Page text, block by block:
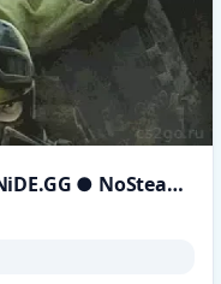
[>>EVENT<<] Zombie Escape ● NiDE.GG ● NoSteam | discord.gg/nide